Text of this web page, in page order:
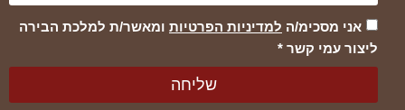
אני מסכימ/ה למדיניות הפרטיות ומאשר/ת למלכת הבירה
ליצור עמי קשר *
שליחה